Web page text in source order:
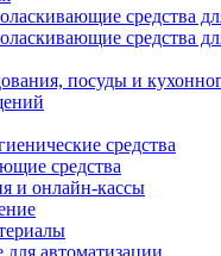
средства
средства
посуды и
средства
средства
и онлайн-кассы
автоматизации